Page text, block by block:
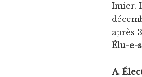
Imier.
après
Élu-e-
A.